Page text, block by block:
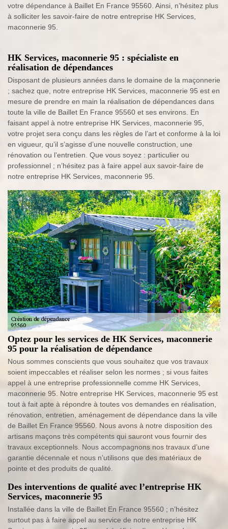
votre dépendance à Baillet En France 95560. Ainsi, n’hésitez plus
à solliciter les savoir-faire de notre entreprise HK Services,
maconnerie 95.
HK Services, maconnerie 95 : spécialiste en
réalisation de dépendances
Disposant de plusieurs années dans le domaine de la maçonnerie
; sachez que, notre entreprise HK Services, maconnerie 95 est en
mesure de prendre en main la réalisation de dépendances dans
toute la ville de Baillet En France 95560 et ses environs. En
faisant appel à notre entreprise HK Services, maconnerie 95,
votre projet sera conçu dans les règles de l’art et conforme à la loi
en vigueur, qu’il s’agisse d’une nouvelle construction, une
rénovation ou l’entretien. Que vous soyez : particulier ou
professionnel ; n’hésitez pas à faire appel aux savoir-faire de
notre entreprise HK Services, maconnerie 95.
Optez pour les services de HK Services, maconnerie
95 pour la réalisation de dépendance
Nous sommes conscients que vous souhaitez que vos travaux
soient impeccables et réaliser selon les normes ; si vous faites
appel à une entreprise professionnelle comme HK Services,
maconnerie 95. Notre entreprise HK Services, maconnerie 95 est
tout à fait apte à répondre à toutes vos demandes en réalisation,
rénovation, entretien, aménagement de dépendance dans la ville
de Baillet En France 95560. Nous avons à notre disposition des
artisans maçons très compétents qui sauront vous fournir des
travaux exceptionnels. Nous accompagnons nos travaux d’une
garantie décennale et nous n’utilisons que des matériaux de
pointe et des produits de qualité.
Des interventions de qualité avec l’entreprise HK
Services, maconnerie 95
Installée dans la ville de Baillet En France 95560 ; n’hésitez
surtout pas à faire appel au service de notre entreprise HK